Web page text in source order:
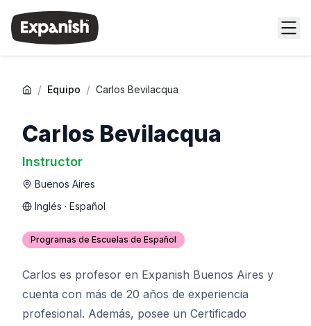
/ Equipo / Carlos Bevilacqua
Carlos Bevilacqua
Instructor
Buenos Aires
Inglés · Español
Programas de Escuelas de Español
Carlos es profesor en Expanish Buenos Aires y
cuenta con más de 20 años de experiencia
profesional. Además, posee un Certificado